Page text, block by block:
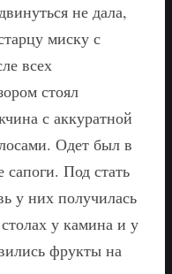
не дала,
миску с
всех
стоял
с аккуратной
Одет был в
сапоги. Под стать
у них получилась
у камина и у
фрукты на